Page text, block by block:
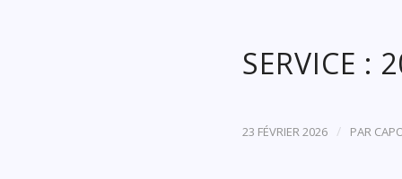
SERVICE :
23 FÉVRIER 2026 / PAR